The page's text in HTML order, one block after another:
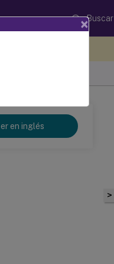
Buscar
en inglés
>
×